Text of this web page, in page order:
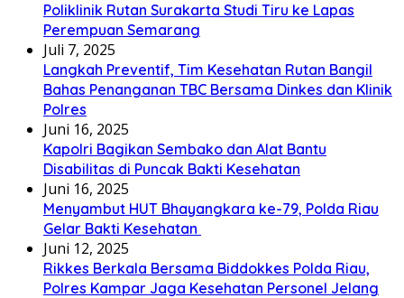
Poliklinik Rutan Surakarta Studi Tiru ke Lapas
Perempuan Semarang
Juli 7, 2025
Langkah Preventif, Tim Kesehatan Rutan Bangil
Bahas Penanganan TBC Bersama Dinkes dan Klinik
Polres
Juni 16, 2025
Kapolri Bagikan Sembako dan Alat Bantu
Disabilitas di Puncak Bakti Kesehatan
Juni 16, 2025
Menyambut HUT Bhayangkara ke-79, Polda Riau
Gelar Bakti Kesehatan
Juni 12, 2025
Rikkes Berkala Bersama Biddokkes Polda Riau,
Polres Kampar Jaga Kesehatan Personel Jelang